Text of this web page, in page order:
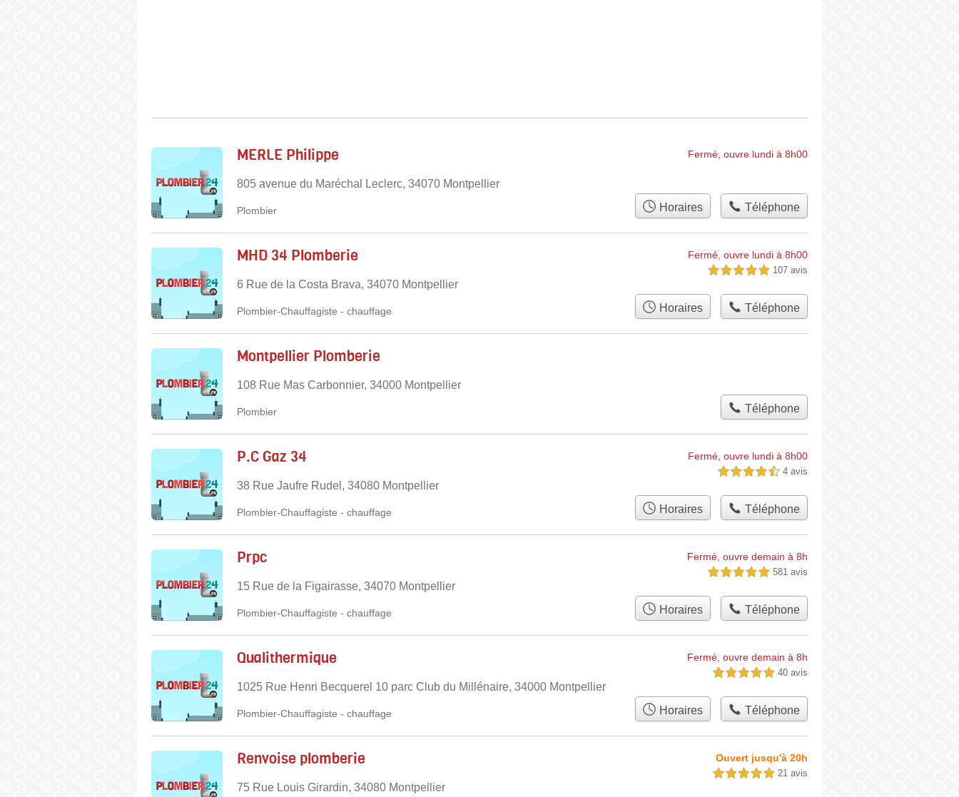
MERLE Philippe
805 avenue du Maréchal Leclerc, 34070 Montpellier
Fermé, ouvre lundi à 8h00
Plombier Horaires Téléphone
MHD 34 Plomberie
6 Rue de la Costa Brava, 34070 Montpellier
Fermé, ouvre lundi à 8h00
5,0 étoiles sur 5 107 avis
Plombier-Chauffagiste - chauffage Horaires Téléphone
Montpellier Plomberie
108 Rue Mas Carbonnier, 34000 Montpellier
Plombier Téléphone
P.C Gaz 34
38 Rue Jaufre Rudel, 34080 Montpellier
Fermé, ouvre lundi à 8h00
4,5 étoiles sur 5 4 avis
Plombier-Chauffagiste - chauffage Horaires Téléphone
Prpc
15 Rue de la Figairasse, 34070 Montpellier
Fermé, ouvre demain à 8h
5,0 étoiles sur 5 581 avis
Plombier-Chauffagiste - chauffage Horaires Téléphone
Qualithermique
1025 Rue Henri Becquerel 10 parc Club du Millénaire, 34000 Montpellier
Fermé, ouvre demain à 8h
5,0 étoiles sur 5 40 avis
Plombier-Chauffagiste - chauffage Horaires Téléphone
Renvoise plomberie
75 Rue Louis Girardin, 34080 Montpellier
Ouvert jusqu'à 20h
5,0 étoiles sur 5 21 avis